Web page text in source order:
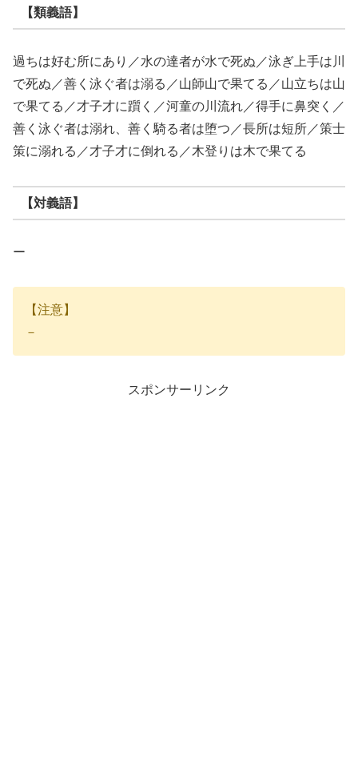
【類義語】
過ちは好む所にあり／水の達者が水で死ぬ／泳ぎ上手は川
で死ぬ／善く泳ぐ者は溺る／山師山で果てる／山立ちは山
で果てる／才子才に躓く／河童の川流れ／得手に鼻突く／
善く泳ぐ者は溺れ、善く騎る者は堕つ／長所は短所／策士
策に溺れる／才子才に倒れる／木登りは木で果てる
【対義語】
ー
【注意】
－
スポンサーリンク